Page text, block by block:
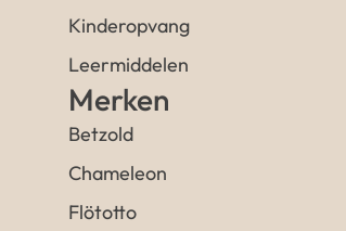
Kinderopvang
Leermiddelen
Merken
Betzold
Chameleon
Flötotto